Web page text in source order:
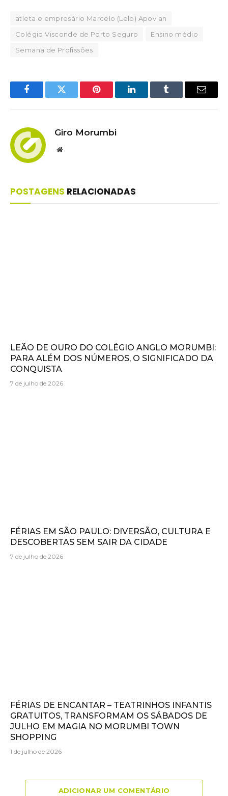
atleta e empresário Marcelo (Lelo) Apovian
Colégio Visconde de Porto Seguro
Ensino médio
Semana de Profissões
FacebookTwitter Pinterest LinkedInTumblr Email
Giro Morumbi
Website
POSTAGENS RELACIONADAS
LEÃO DE OURO DO COLÉGIO ANGLO MORUMBI:
PARA ALÉM DOS NÚMEROS, O SIGNIFICADO DA
CONQUISTA
7 de julho de 2026
FÉRIAS EM SÃO PAULO: DIVERSÃO, CULTURA E
DESCOBERTAS SEM SAIR DA CIDADE
7 de julho de 2026
FÉRIAS DE ENCANTAR – TEATRINHOS INFANTIS
GRATUITOS, TRANSFORMAM OS SÁBADOS DE
JULHO EM MAGIA NO MORUMBI TOWN
SHOPPING
1 de julho de 2026
ADICIONAR UM COMENTÁRIO